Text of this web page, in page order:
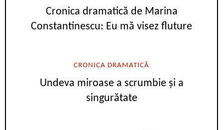
Cronica dramatică de Marina
Constantinescu: Eu mă visez fluture
CRONICA DRAMATICĂ
Undeva miroase a scrumbie și a
singurătate